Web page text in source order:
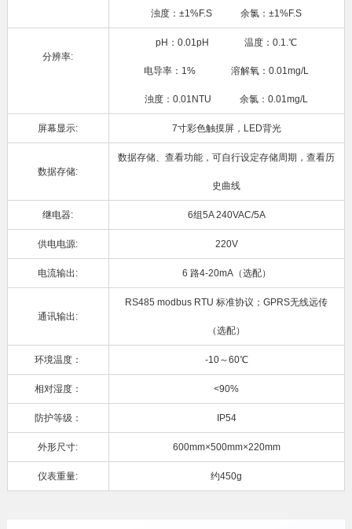
浊度：±1%F.S 余氯：±1%F.S
分辨率:
pH：0.01pH 温度：0.1.℃
电导率：1% 溶解氧：0.01mg/L
浊度：0.01NTU 余氯：0.01mg/L
屏幕显示: 7寸彩色触摸屏，LED背光
数据存储:
数据存储、查看功能，可自行设定存储周期，查看历
史曲线
继电器: 6组5A 240VAC/5A
供电电源: 220V
电流输出: 6 路4-20mA（选配）
通讯输出:
RS485 modbus RTU 标准协议；GPRS无线远传
（选配）
环境温度： -10～60℃
相对湿度： <90%
防护等级： IP54
外形尺寸: 600mm×500mm×220mm
仪表重量: 约450g